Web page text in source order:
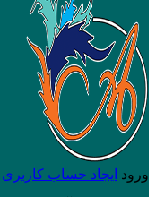
ورود ایجاد حساب کاربری